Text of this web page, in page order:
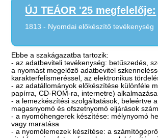
ÚJ TEÁOR '25 megfelelője:
1813 - Nyomdai előkészítő tevékenység
Ebbe a szakágazatba tartozik:
- az adatbeviteli tevékenység: betűszedés,
a nyomást megelőző adatbevitel
karakterfelismeréssel, az elektronikus
- az adatállományok előkészítése különféle
papírra, CD-ROM-ra, internetre)
- a lemezkészítési szolgáltatások, beleértve
magasnyomó és ofszetnyomó eljárások
- a nyomóhengerek készítése: mélynyomó
vagy maratása
- a nyomólemezek készítése: a